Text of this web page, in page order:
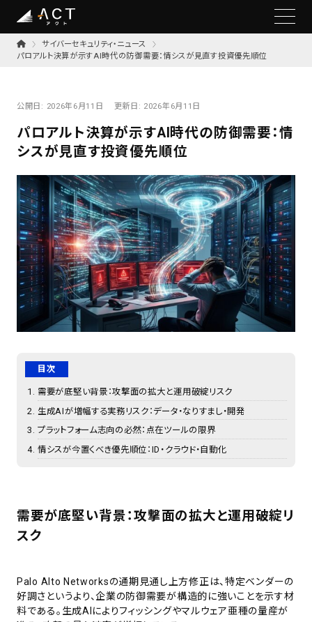
サイバーセキュリティ・ニュース
パロアルト決算が示すAI時代の防御需要：情シスが見直す投資優先順位
公開日: 2026年6月11日 更新日: 2026年6月11日
パロアルト決算が示すAI時代の防御需要：情
シスが見直す投資優先順位
目次
需要が底堅い背景：攻撃面の拡大と運用破綻リスク
生成AIが増幅する実務リスク：データ・なりすまし・開発
プラットフォーム志向の必然：点在ツールの限界
情シスが今置くべき優先順位：ID・クラウド・自動化
需要が底堅い背景：攻撃面の拡大と運用破綻リ
スク
Palo Alto Networksの通期見通し上方修正は、特定ベンダーの
好調さというより、企業の防御需要が構造的に強いことを示す材
料である。生成AIによりフィッシングやマルウェア亜種の量産が